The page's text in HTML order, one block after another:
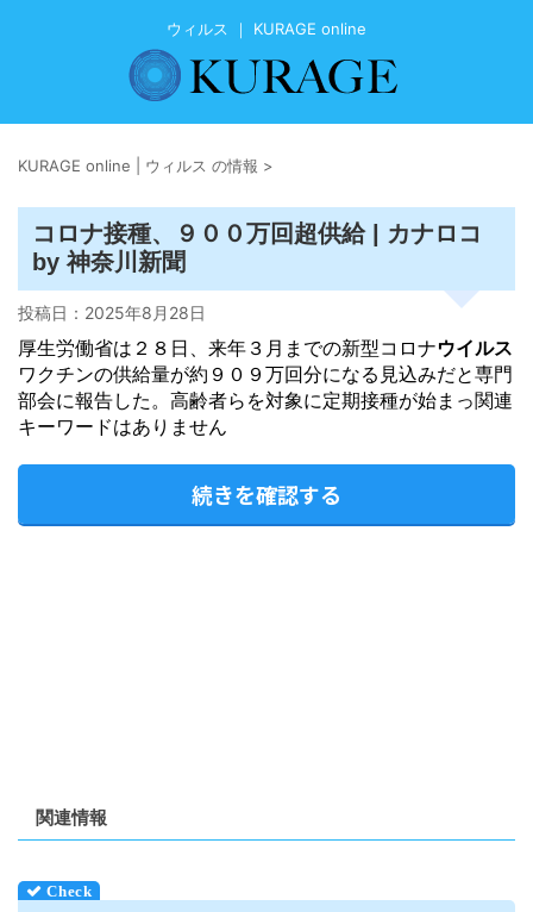
ウィルス ｜ KURAGE online
KURAGE online | ウィルス の情報 >
コロナ接種、９００万回超供給 | カナロコ
by 神奈川新聞
投稿日： 2025年8月28日
厚生労働省は２８日、来年３月までの新型コロナウイルス
ワクチンの供給量が約９０９万回分になる見込みだと専門
部会に報告した。高齢者らを対象に定期接種が始まっ関連
キーワードはありません
続きを確認する
関連情報